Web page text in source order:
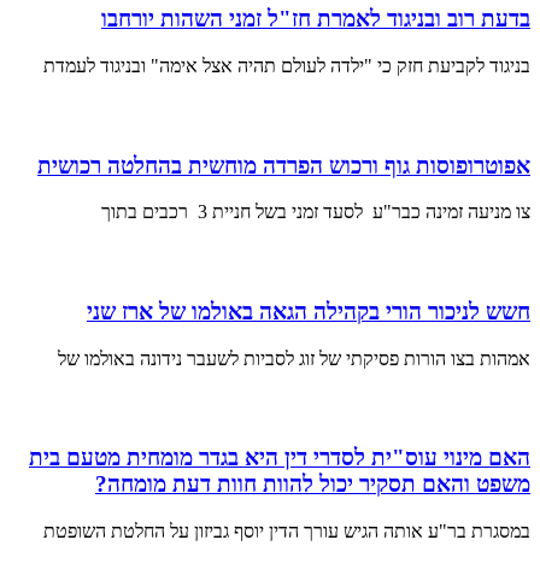
בדעת רוב ובניגוד לאמרת חז"ל זמני השהות יורחבו
בניגוד לקביעת חזק כי "ילדה לעולם תהיה אצל אימה" ובניגוד לעמדת
אפוטרופוסות גוף ורכוש הפרדה מוחשית בהחלטה רכושית
צו מניעה זמינה כבר"ע לסעד זמני בשל חניית 3 רכבים בתוך
חשש לניכור הורי בקהילה הגאה באולמו של ארז שני
אמהות בצו הורות פסיקתי של זוג לסביות לשעבר נידונה באולמו של
האם מינוי עוס"ית לסדרי דין היא בגדר מומחית מטעם בית
משפט והאם תסקיר יכול להוות חוות דעת מומחה?
במסגרת בר"ע אותה הגיש עורך הדין יוסף גביזון על החלטת השופטת